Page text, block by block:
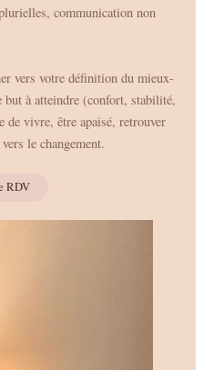
communication non
vers votre définition du mieux-
à atteindre (confort, stabilité,
de vivre, être apaisé, retrouver
le changement.
RDV